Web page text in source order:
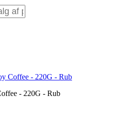
Coffee - 220G - Rub